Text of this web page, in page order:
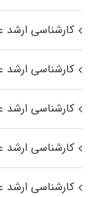
کارشناسی ارشد
کارشناسی ارشد
کارشناسی ارشد
کارشناسی ارشد
کارشناسی ارشد